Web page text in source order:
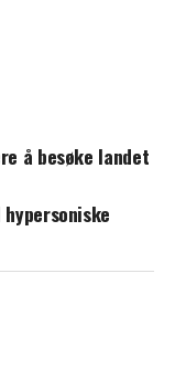
å besøke landet